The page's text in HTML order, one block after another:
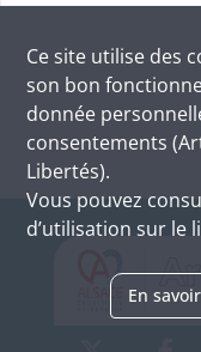
Ce site utilise des
son bon
donnée
consentements
Libertés).
Vous pouvez
d’utilisation sur le
En